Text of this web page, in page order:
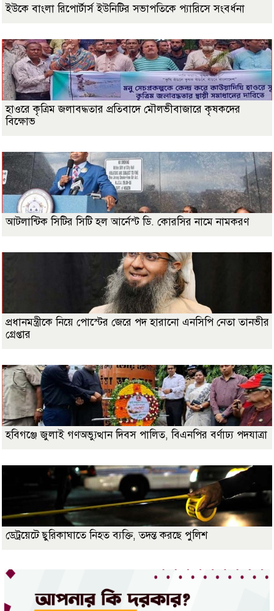
ইউকে বাংলা রিপোর্টার্স ইউনিটির সভাপতিকে প্যারিসে সংবর্ধনা
হাওরে কৃত্রিম জলাবদ্ধতার প্রতিবাদে মৌলভীবাজারে কৃষকদের
বিক্ষোভ
আটলান্টিক সিটির সিটি হল আর্নেস্ট ডি. কোরসির নামে নামকরণ
প্রধানমন্ত্রীকে নিয়ে পোস্টের জেরে পদ হারানো এনসিপি নেতা তানভীর
গ্রেপ্তার
হবিগঞ্জে জুলাই গণঅভ্যুত্থান দিবস পালিত, বিএনপির বর্ণাঢ্য পদযাত্রা
ডেট্রয়েটে ছুরিকাঘাতে নিহত ব্যক্তি, তদন্ত করছে পুলিশ